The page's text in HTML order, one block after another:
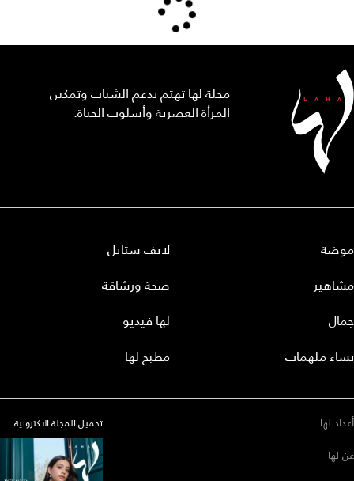
مجلة لها تهتم بدعم الشباب وتمكين
المرأة العصرية وأسلوب الحياة.
موضة
مشاهير
جمال
نساء ملهمات
لايف ستايل
صحة ورشاقة
لها فيديو
مطبخ لها
أعداد لها
عن لها
تحميل المجلة الاكترونية